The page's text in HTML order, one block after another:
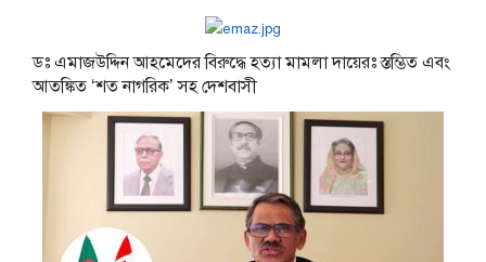
ডঃ এমাজউদ্দিন আহমেদের বিরুদ্ধে হত্যা মামলা দায়েরঃ স্তম্ভিত এবং
আতঙ্কিত ‘শত নাগরিক’ সহ দেশবাসী